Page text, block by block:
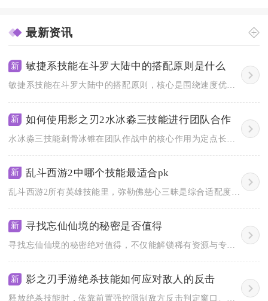
最新资讯
新 敏捷系技能在斗罗大陆中的搭配原则是什么
敏捷系技能在斗罗大陆中的搭配原则，核心是围绕速度优先、爆发输...
新 如何使用影之刃2水冰淼三技能进行团队合作
新 乱斗西游2中哪个技能最适合pk
新 寻找忘仙仙境的秘密是否值得
新 影之刃手游绝杀技能如何应对敌人的反击